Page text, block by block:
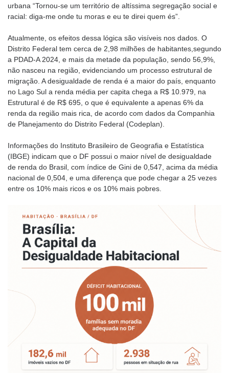
urbana “Tornou-se um território de altíssima segregação social e
racial: diga-me onde tu moras e eu te direi quem és”.
Atualmente, os efeitos dessa lógica são visíveis nos dados. O
Distrito Federal tem cerca de 2,98 milhões de habitantes,segundo
a PDAD-A 2024, e mais da metade da população, sendo 56,9%,
não nasceu na região, evidenciando um processo estrutural de
migração. A desigualdade de renda é a maior do país, enquanto
no Lago Sul a renda média per capita chega a R$ 10.979, na
Estrutural é de R$ 695, o que é equivalente a apenas 6% da
renda da região mais rica, de acordo com dados da Companhia
de Planejamento do Distrito Federal (Codeplan).
Informações do Instituto Brasileiro de Geografia e Estatística
(IBGE) indicam que o DF possui o maior nível de desigualdade
de renda do Brasil, com índice de Gini de 0,547, acima da média
nacional de 0,504, e uma diferença que pode chegar a 25 vezes
entre os 10% mais ricos e os 10% mais pobres.